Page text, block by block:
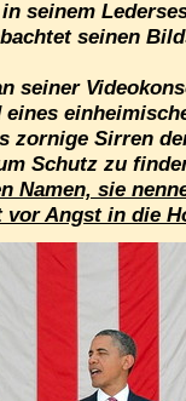
seinem
seinen
seiner
zornige Sirren
Schutz zu
Namen, sie
vor Angst in die